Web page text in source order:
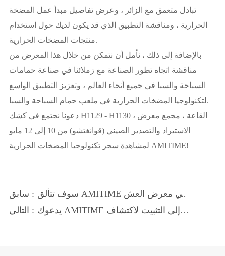
تبادل متعمق مع الزائر ، وعرض تفاصيل مبدأ عمل المضخة
الحرارية ، ومناقشة التطبيق الذي قد يكون لديك حول استخدام
منتجات المضخات الحرارية.
بالإضافة إلى ذلك ، نأمل أن نتمكن من خلال هذا المعرض من
مناقشة اتجاه تطور الصناعة مع زملائنا في صناعة حمامات
السباحة والسبا في جميع أنحاء العالم ، وتعزيز التطبيق الواسع
لتكنولوجيا المضخات الحرارية في ملعب حمام السباحة والسبا.
دعونا نجتمع في كشك H1129 - H1130 ، القاعة ، مجمع معرض
الاستيراد والتصدير الصيني (قوانغتشو) من 10 إلى 12 مايو
لمشاهدة سحر تكنولوجيا المضخات الحرارية AMITIME!
سابق : سوف تتألق AMITIME في معرض العش
التالي : يدعوك AMITIME إلى التثبيت لاكتشاف